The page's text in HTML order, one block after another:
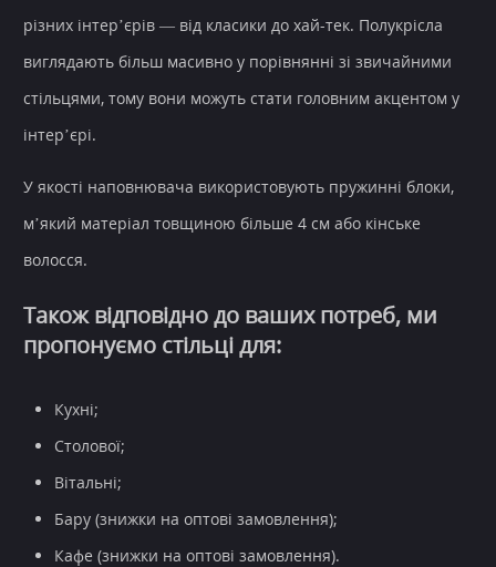
різних інтер’єрів — від класики до хай-тек. Полукрісла
виглядають більш масивно у порівнянні зі звичайними
стільцями, тому вони можуть стати головним акцентом у
інтер’єрі.
У якості наповнювача використовують пружинні блоки,
м’який матеріал товщиною більше 4 см або кінське
волосся.
Також відповідно до ваших потреб, ми
пропонуємо стільці для:
Кухні;
Столової;
Вітальні;
Бару (знижки на оптові замовлення);
Кафе (знижки на оптові замовлення).